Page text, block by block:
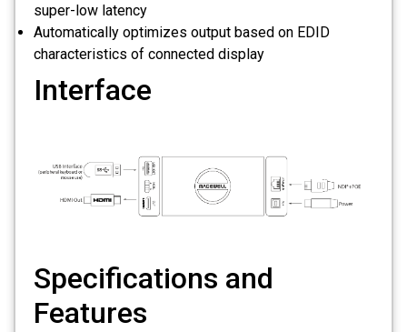
super-low latency
Automatically optimizes output based on EDID
characteristics of connected display
Interface
Specifications and
Features